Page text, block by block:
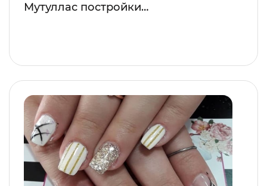
Мутуллас постройки…